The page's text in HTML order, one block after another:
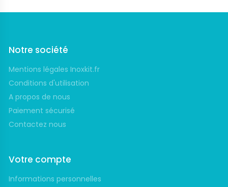
Notre société
Mentions légales Inoxkit.fr
Conditions d'utilisation
A propos de nous
Paiement sécurisé
Contactez nous
Votre compte
Informations personnelles